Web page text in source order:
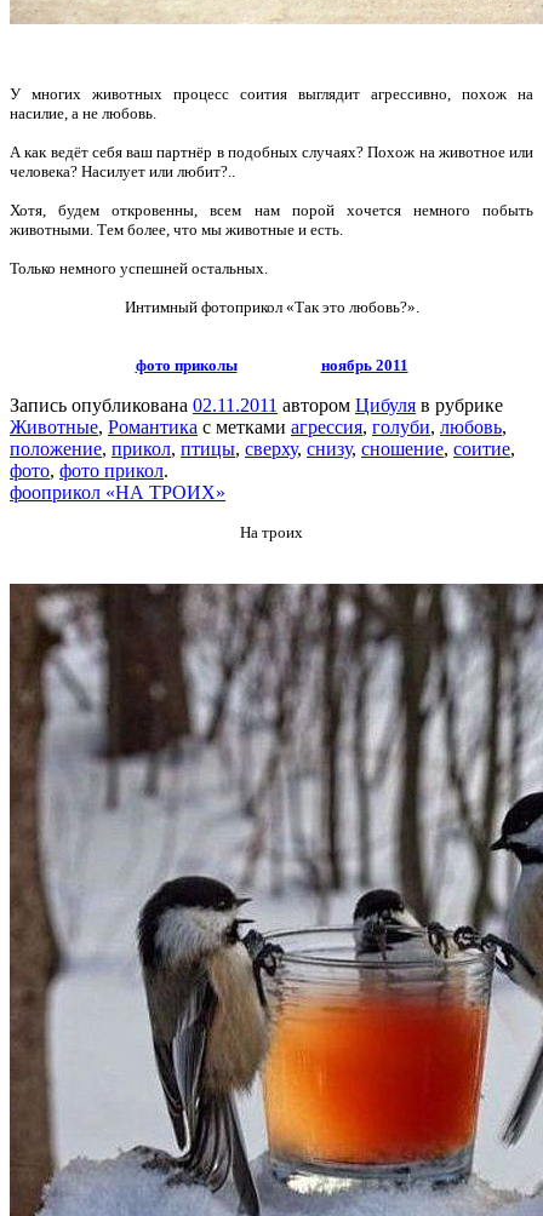
У многих животных процесс соития выглядит агрессивно, похож на
насилие, а не любовь.
А как ведёт себя ваш партнёр в подобных случаях? Похож на животное или
человека? Насилует или любит?..
Хотя, будем откровенны, всем нам порой хочется немного побыть
животными. Тем более, что мы животные и есть.
Только немного успешней остальных.
Интимный фотоприкол «Так это любовь?».
фото приколы ноябрь 2011
Запись опубликована 02.11.2011 автором Цибуля в рубрике
Животные, Романтика с метками агрессия, голуби, любовь,
положение, прикол, птицы, сверху, снизу, сношение, соитие,
фото, фото прикол.
фооприкол «НА ТРОИХ»
На троих